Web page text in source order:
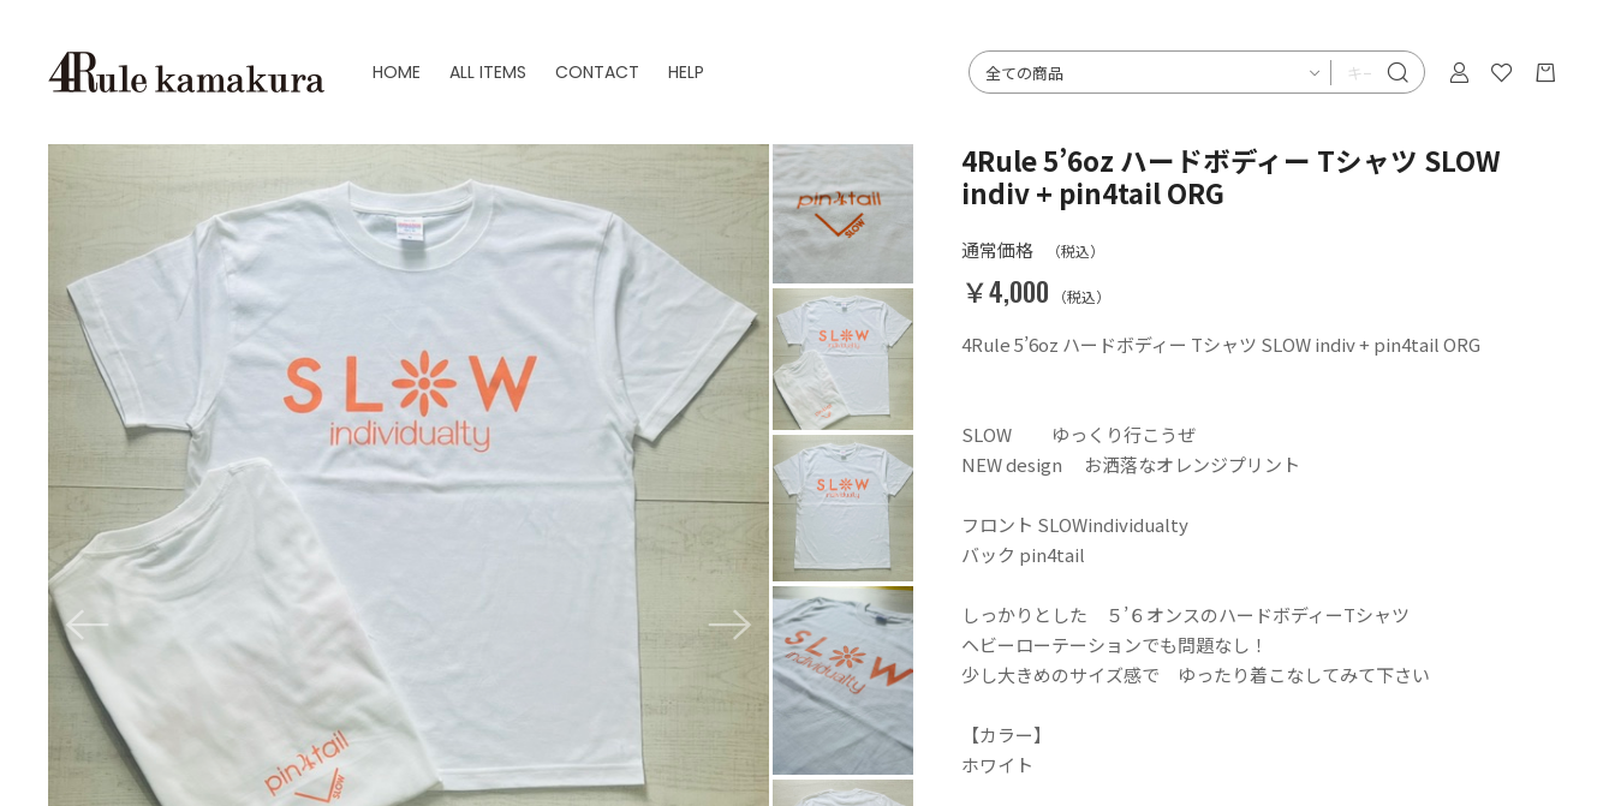
HOME ALL ITEMS CONTACT HELP
4Rule 5’6oz ハードボディー Tシャツ SLOW
indiv + pin4tail ORG
通常価格 （税込）
￥4,000 （税込）
4Rule 5’6oz ハードボディー Tシャツ SLOW indiv + pin4tail ORG
SLOW ゆっくり行こうぜ
NEW design お洒落なオレンジプリント
フロント SLOWindividualty
バック pin4tail
しっかりとした ５’６オンスのハードボディーTシャツ
ヘビーローテーションでも問題なし！
少し大きめのサイズ感で ゆったり着こなしてみて下さい
【カラー】
ホワイト